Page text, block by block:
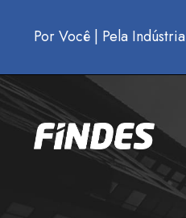
Por Você | Pela Indústria